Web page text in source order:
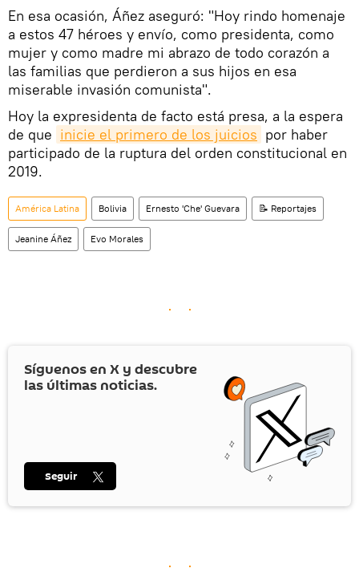
En esa ocasión, Áñez aseguró: "Hoy rindo homenaje
a estos 47 héroes y envío, como presidenta, como
mujer y como madre mi abrazo de todo corazón a
las familias que perdieron a sus hijos en esa
miserable invasión comunista".
Hoy la expresidenta de facto está presa, a la espera
de que inicie el primero de los juicios por haber
participado de la ruptura del orden constitucional en
2019.
América Latina Bolivia Ernesto 'Che' Guevara 📝 Reportajes
Jeanine Áñez Evo Morales
Síguenos en X y descubre
las últimas noticias.
Seguir